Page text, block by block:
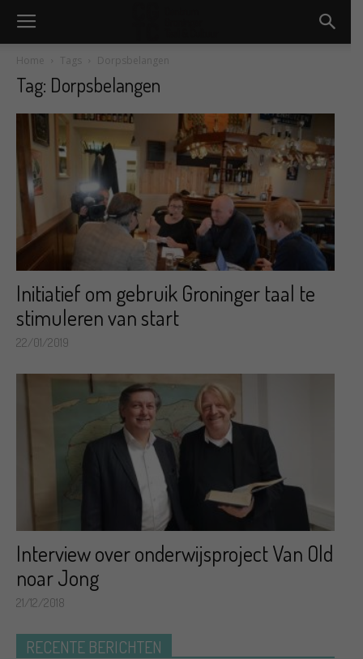
Home Tags Dorpsbelangen
Tag: Dorpsbelangen
Initiatief om gebruik Groninger taal te
stimuleren van start
22/01/2019
Interview over onderwijsproject Van Old
noar Jong
21/12/2018
RECENTE BERICHTEN